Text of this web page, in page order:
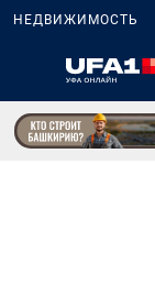
НЕДВИЖИМОСТЬ